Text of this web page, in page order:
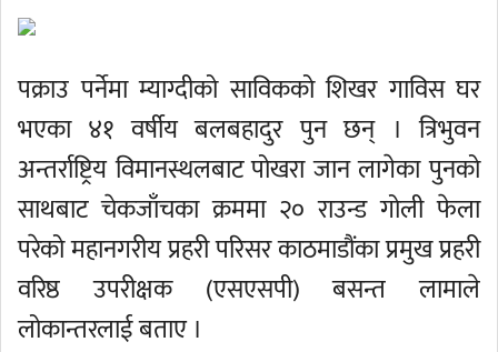
पक्राउ पर्नेमा म्याग्दीको साविकको शिखर गाविस घर
भएका ४१ वर्षीय बलबहादुर पुन छन् । त्रिभुवन
अन्तर्राष्ट्रिय विमानस्थलबाट पोखरा जान लागेका पुनको
साथबाट चेकजाँचका क्रममा २० राउन्ड गोली फेला
परेको महानगरीय प्रहरी परिसर काठमाडौंका प्रमुख प्रहरी
वरिष्ठ उपरीक्षक (एसएसपी) बसन्त लामाले
लोकान्तरलाई बताए ।